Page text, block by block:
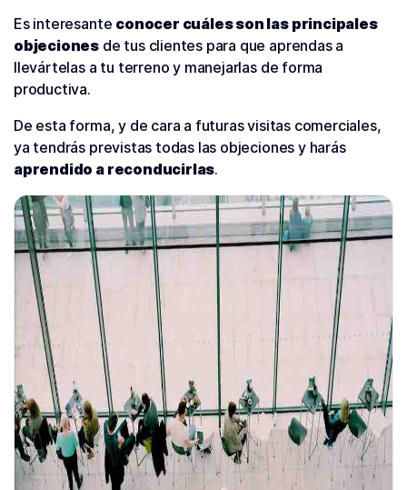
Es interesante conocer cuáles son las principales
objeciones de tus clientes para que aprendas a
llevártelas a tu terreno y manejarlas de forma
productiva.
De esta forma, y de cara a futuras visitas comerciales,
ya tendrás previstas todas las objeciones y harás
aprendido a reconducirlas.